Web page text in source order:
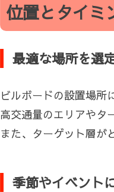
位置とタイミ
最適な場所を選
ビルボードの設置場所
高交通量のエリアやタ
また、ターゲット層が
季節やイベント